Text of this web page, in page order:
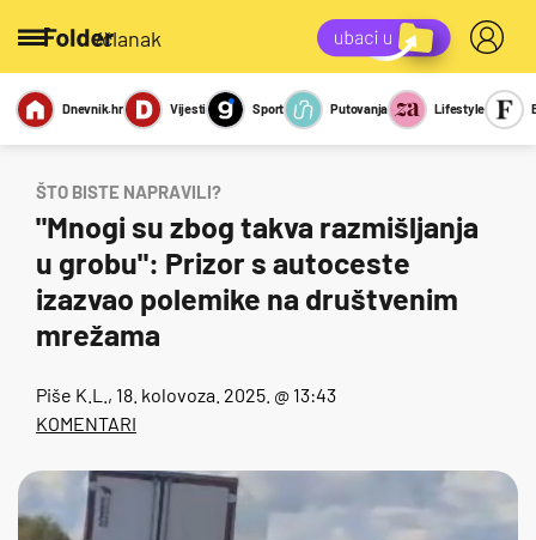
/članak
Miks Kviz
Report
Sexy
Dnevnik.hr Vijesti Sport Putovanja Lifestyle
ŠTO BISTE NAPRAVILI?
"Mnogi su zbog takva razmišljanja
u grobu": Prizor s autoceste
izazvao polemike na društvenim
mrežama
Piše K.L. , 18. kolovoza. 2025. @ 13:43
KOMENTARI